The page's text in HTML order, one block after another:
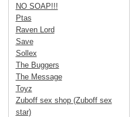
NO SOAP!!!
Ptas
Raven Lord
Save
Sollex
The Buggers
The Message
Toyz
Zuboff sex shop (Zuboff sex
star)